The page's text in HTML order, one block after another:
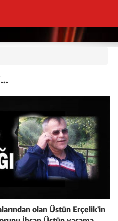
Sevindiren Haber....
olan Üstün Erçelik'in